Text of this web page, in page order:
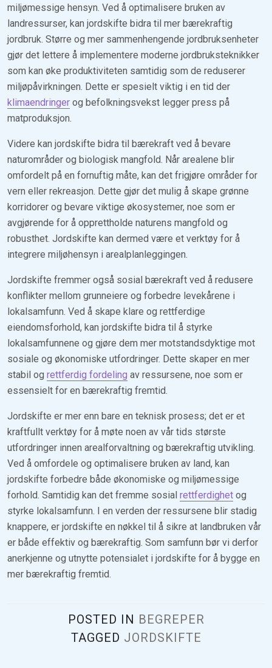
miljømessige hensyn. Ved å optimalisere bruken av
landressurser, kan jordskifte bidra til mer bærekraftig
jordbruk. Større og mer sammenhengende jordbruksenheter
gjør det lettere å implementere moderne jordbruksteknikker
som kan øke produktiviteten samtidig som de reduserer
miljøpåvirkningen. Dette er spesielt viktig i en tid der
klimaendringer og befolkningsvekst legger press på
matproduksjon.
Videre kan jordskifte bidra til bærekraft ved å bevare
naturområder og biologisk mangfold. Når arealene blir
omfordelt på en fornuftig måte, kan det frigjøre områder for
vern eller rekreasjon. Dette gjør det mulig å skape grønne
korridorer og bevare viktige økosystemer, noe som er
avgjørende for å opprettholde naturens mangfold og
robusthet. Jordskifte kan dermed være et verktøy for å
integrere miljøhensyn i arealplanleggingen.
Jordskifte fremmer også sosial bærekraft ved å redusere
konflikter mellom grunneiere og forbedre levekårene i
lokalsamfunn. Ved å skape klare og rettferdige
eiendomsforhold, kan jordskifte bidra til å styrke
lokalsamfunnene og gjøre dem mer motstandsdyktige mot
sosiale og økonomiske utfordringer. Dette skaper en mer
stabil og rettferdig fordeling av ressursene, noe som er
essensielt for en bærekraftig fremtid.
Jordskifte er mer enn bare en teknisk prosess; det er et
kraftfullt verktøy for å møte noen av vår tids største
utfordringer innen arealforvaltning og bærekraftig utvikling.
Ved å omfordele og optimalisere bruken av land, kan
jordskifte forbedre både økonomiske og miljømessige
forhold. Samtidig kan det fremme sosial rettferdighet og
styrke lokalsamfunn. I en verden der ressursene blir stadig
knappere, er jordskifte en nøkkel til å sikre at landbruken vår
er både effektiv og bærekraftig. Som samfunn bør vi derfor
anerkjenne og utnytte potensialet i jordskifte for å bygge en
mer bærekraftig fremtid.
POSTED IN BEGREPER
TAGGED JORDSKIFTE